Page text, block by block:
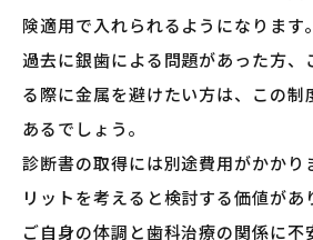
険適用で入れられるようになります。
過去に銀歯による問題があった方、
る際に金属を避けたい方は、この制
あるでしょう。
診断書の取得には別途費用がかかり
リットを考えると検討する価値があ
ご自身の体調と歯科治療の関係に不